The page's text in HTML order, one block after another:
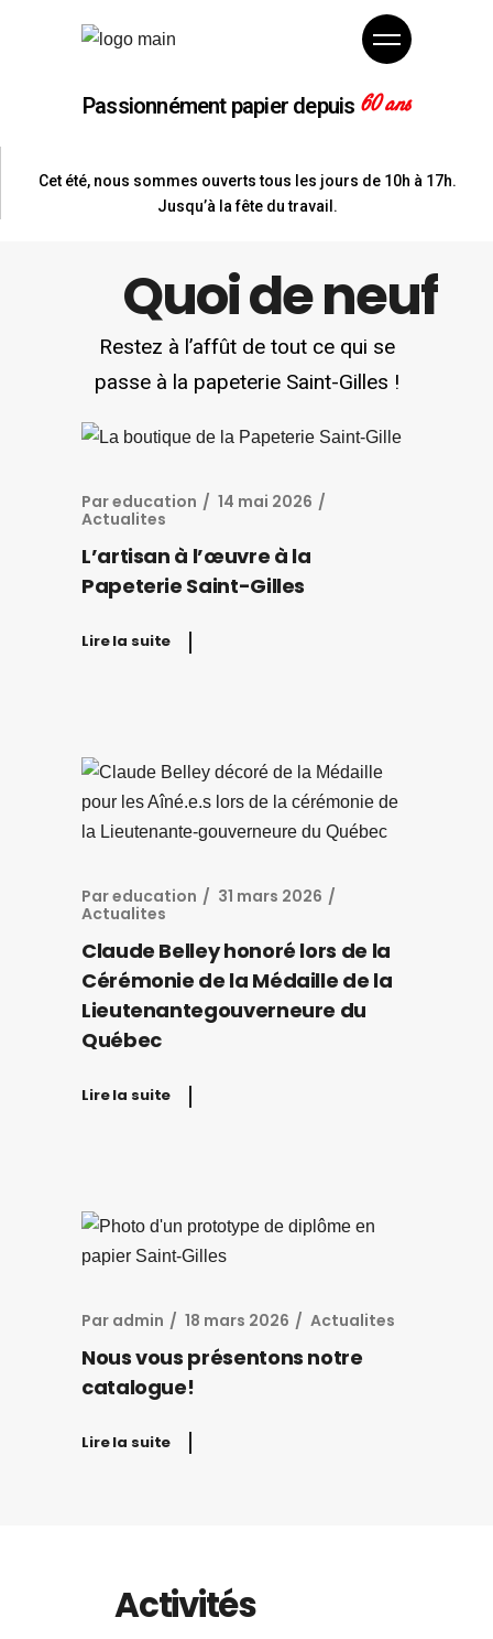
Passionnément papier depuis 60 ans
Cet été, nous sommes ouverts tous les jours de 10h à 17h.
Jusqu’à la fête du travail.
Quoi de neuf
Restez à l’affût de tout ce qui se
passe à la papeterie Saint-Gilles !
Pareducation
14 mai 2026
Actualites
L’artisan à l’œuvre à la
Papeterie Saint-Gilles
Lire la suite
Pareducation
31 mars 2026
Actualites
Claude Belley honoré lors de la
Cérémonie de la Médaille de la
Lieutenantegouverneure du
Québec
Lire la suite
Par admin 18 mars 2026 Actualites
Nous vous présentons notre
catalogue!
Lire la suite
Activités